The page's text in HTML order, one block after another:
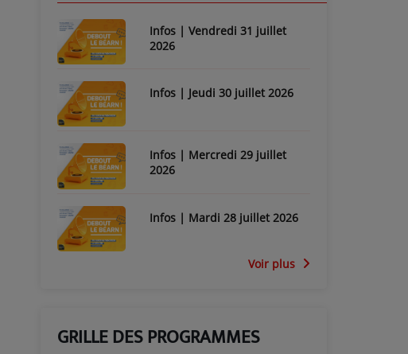
Infos | Vendredi 31 juillet
2026
Infos | Jeudi 30 juillet 2026
Infos | Mercredi 29 juillet
2026
Infos | Mardi 28 juillet 2026
Voir plus
GRILLE DES PROGRAMMES